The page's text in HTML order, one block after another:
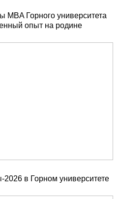
MBA Горного университета
опыт на родине
в Горном университете